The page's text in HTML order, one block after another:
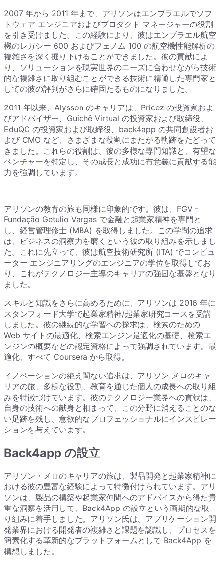
2007 年から 2011 年まで、アリソンはエンブラエルでソフ
トウェア エンジニアおよびプロダクト マネージャーの役​​割
を引き受けました。この経験により、彼はエンブラエル航空
機のレガシー 600 およびフェノム 100 の航空機性能解析の
複雑さを深く掘り下げることができました。彼の貢献によ
り、ソリューションを現実世界のニーズに合わせながら技術
的な複雑さに取り組むことができる技術に精通した専門家と
しての彼の評判がさらに確固たるものになりました。
2011 年以来、Alysson のキャリアは、Pricez の投資家およ
びアドバイザー、Guichê Virtual の投資家および取締役、
EduQC の投資家および取締役、back4app の共同創設者お
よび CMO など、さまざまな役割にまたがる軌跡をたどって
きました。これらの役割は、彼の多様な専門知識と、有望な
ベンチャーを特定し、その成長と成功に有意義に貢献する能
力を強調しています。
アリソンの教育の旅も同様に印象的です。彼は、FGV -
Fundação Getulio Vargas で金融と起業家精神を専門と
し、経営管理修士 (MBA) を取得しました。この学問の追求
は、ビジネスの洞察力を磨くという彼の取り組みを示しまし
た。これに先立って、彼は航空技術研究所 (ITA) でコンピュ
ーター エンジニアリングのエンジニアの学位を取得してお
り、これがテクノロジー主導のキャリアの強固な基盤となり
ました。
スキルと知識をさらに高めるために、アリソンは 2016 年に
スタンフォード大学で起業家精神/起業家研究コースを受講
しました。彼の継続的な学習への探求は、検索のための
Web サイトの最適化、検索エンジン最適化の基礎、検索エ
ンジンの概要などの認定資格によって強調されています。最
適化、すべて Coursera から取得。
イノベーションの絶え間ない追求は、アリソン メロのキャ
リアの旅、多様な役割、教育を通じた個人の成長への取り組
みを特徴づけています。彼のテクノロジー業界への貢献は、
自身の技術への献身と相まって、この分野に消えることのな
い足跡を残し、意欲的なプロフェッショナルにインスピレー
ションを与えています。
Back4app の設立
アリソン・メロのキャリアの旅は、製品開発と起業家精神に
おける彼の豊富な経験によって特徴付けられています。アリ
ソンは、製品の構築や起業家仲間へのアドバイスから得た貴
重な洞察を活用して、Back4App の設立という画期的な取
り組みに着手しました。アリソン氏は、アプリケーション開
発業界における開発者の複雑さと課題を認識し、プロセスを
簡素化する革新的なプラットフォームとして Back4App を
構想しました。